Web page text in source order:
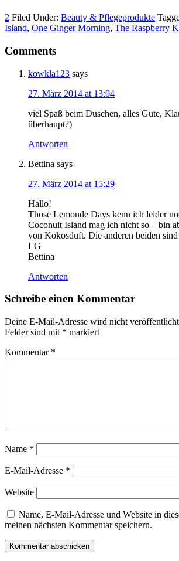
2 Filed Under: Beauty & Pflegeprodukte
Island, One Ginger Morning, The Raspberry
Comments
kowkla123 says
27. März 2014 at 13:04
viel Spaß beim Duschen, alles Gute,
überhaupt?)
Antworten
Bettina says
27. März 2014 at 15:29
Hallo!
Those Lemonde Days kenn ich leider
Coconuit Island mag ich nicht so – bin
von Kokosduft. Die anderen beiden
LG
Bettina
Antworten
Schreibe einen Kommentar
Deine E-Mail-Adresse wird nicht
Felder sind mit * markiert
Kommentar *
Name *
E-Mail-Adresse *
Website
Name, E-Mail-Adresse und Website in
meinen nächsten Kommentar speichern.